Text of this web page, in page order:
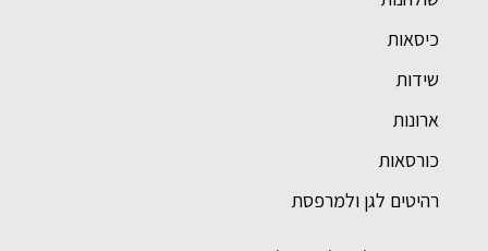
כיסאות
שידות
ארונות
כורסאות
רהיטים לגן ולמרפסת